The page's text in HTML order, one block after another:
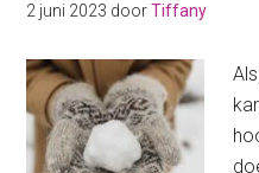
2 juni 2023 doorTiffany